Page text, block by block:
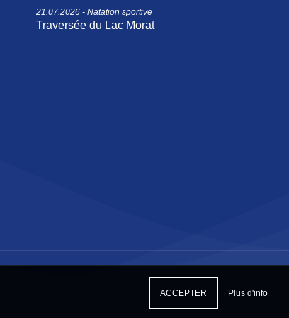
21.07.2026 - Natation sportive
Traversée du Lac Morat
ACCEPTER Plus d'info